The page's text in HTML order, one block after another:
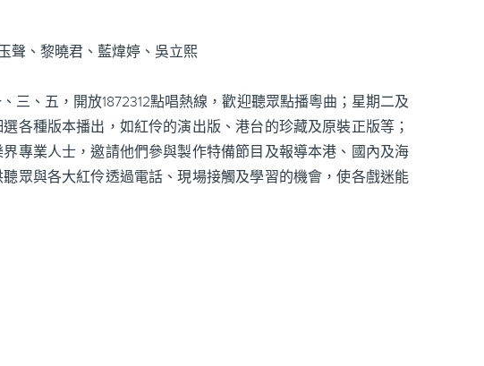
聲、黎曉君、藍煒婷、吳立熙
三、五，開放1872312點唱熱線，歡迎聽眾點播粵曲；星期二及
各種版本播出，如紅伶的演出版、港台的珍藏及原裝正版等；
專業人士，邀請他們參與製作特備節目及報導本港、國內及海
眾與各大紅伶透過電話、現場接觸及學習的機會，使各戲迷能